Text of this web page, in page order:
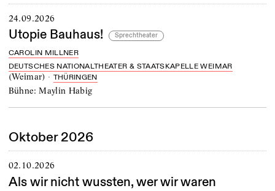
24.09.2026
Utopie Bauhaus! Sprechtheater
CAROLIN MILLNER
DEUTSCHES NATIONALTHEATER & STAATSKAPELLE WEIMAR
(Weimar) · THÜRINGEN
Bühne:Maylin Habig
Oktober 2026
02.10.2026
Als wir nicht wussten, wer wir waren